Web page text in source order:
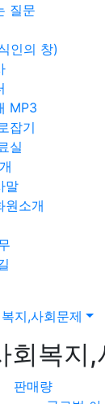
질문
인의 창)
MP3
잡기
실
말
원소개
지,사회문제
회복지,
판매량